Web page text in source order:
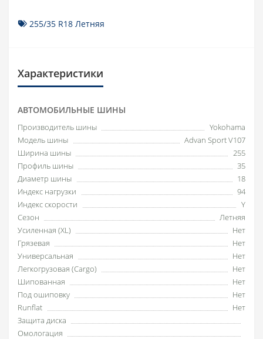
255/35 R18 Летняя
Характеристики
АВТОМОБИЛЬНЫЕ ШИНЫ
Производитель шины
Yokohama
Модель шины
Advan Sport V107
Ширина шины
255
Профиль шины
35
Диаметр шины
18
Индекс нагрузки
94
Индекс скорости
Y
Сезон
Летняя
Усиленная (XL)
Нет
Грязевая
Нет
Универсальная
Нет
Легкогрузовая (Cargo)
Нет
Шипованная
Нет
Под ошиповку
Нет
Runflat
Нет
Защита диска
Омологация